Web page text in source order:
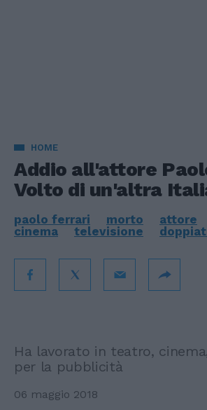
HOME
Addio all'attore
Volto di un'altra
paolo ferrari morto attore
cinema
televisione
Ha lavorato in teatro,
per la pubblicità
06 maggio 2018